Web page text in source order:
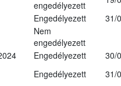
engedélyezett
Engedélyezett
31/
Nem
engedélyezett
Engedélyezett
30/
Engedélyezett
31/